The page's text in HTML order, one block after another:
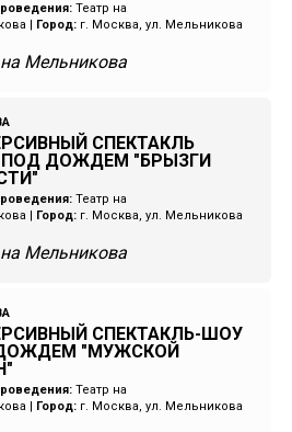
Театр на
Город: г. Москва, ул. Мельникова
на Мельникова
СПЕКТАКЛЬ
ДОЖДЕМ "БРЫЗГИ
Театр на
Город: г. Москва, ул. Мельникова
на Мельникова
СПЕКТАКЛЬ-ШОУ
"МУЖСКОЙ
Театр на
Город: г. Москва, ул. Мельникова